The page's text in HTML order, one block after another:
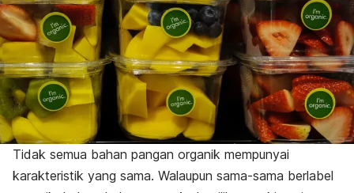
Tidak semua bahan pangan organik mempunyai
karakteristik yang sama. Walaupun sama-sama berlabel